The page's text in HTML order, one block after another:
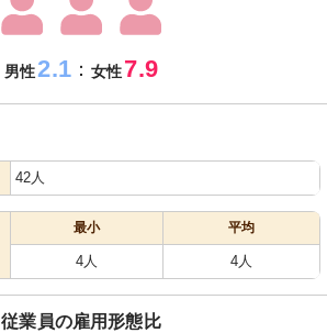
男性2.1：女性7.9
42人
最小 平均
4人 4人
従業員の雇用形態比